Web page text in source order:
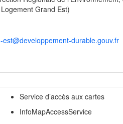
Grand Est)
durable.gouv.fr
Service d’accès aux cartes
InfoMapAccessService